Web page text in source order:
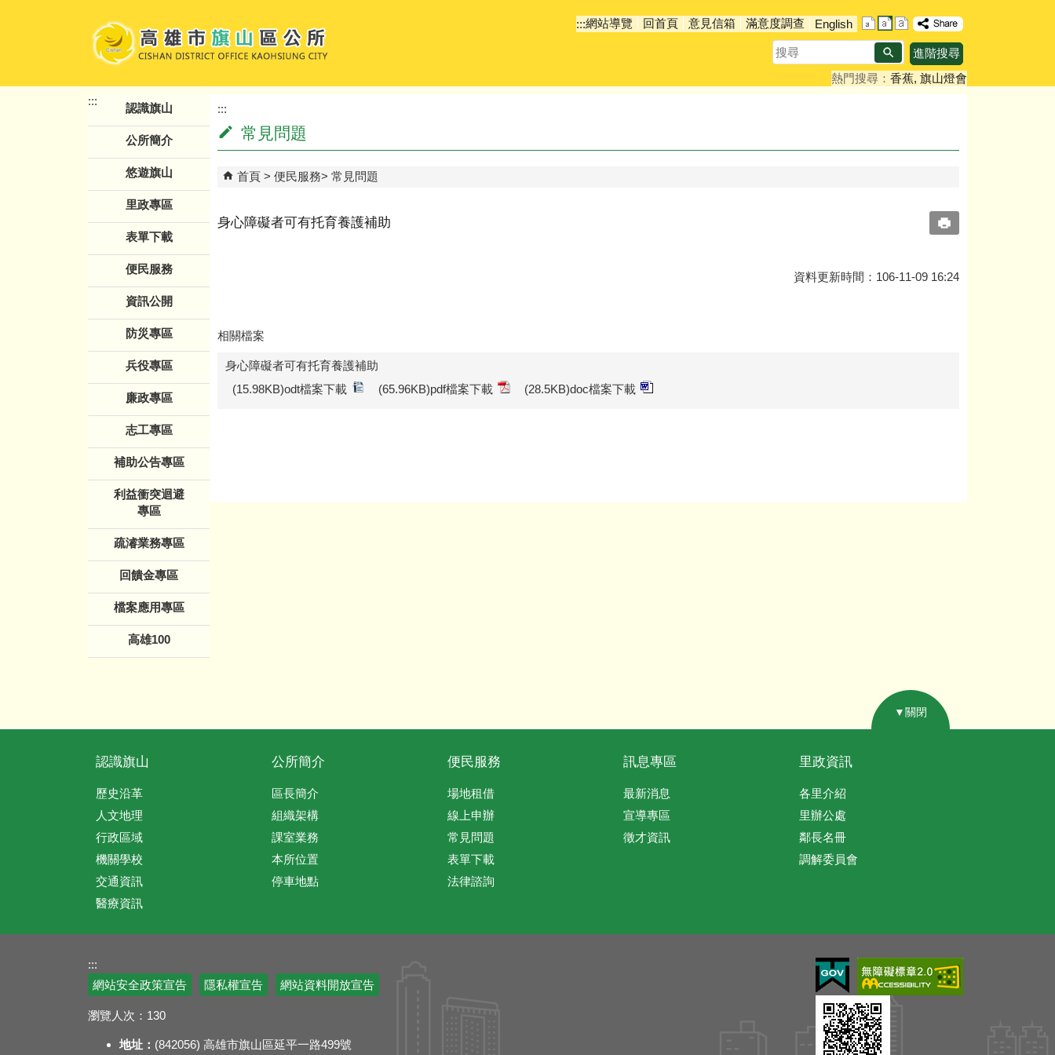
:::網站導覽 回首頁 意見信箱 滿意度調查
English
搜
尋
進階搜尋
熱門搜尋： 香蕉 旗山燈會
:::
認識旗山
公所簡介
悠遊旗山
里政專區
表單下載
便民服務
資訊公開
防災專區
兵役專區
廉政專區
志工專區
補助公告專區
利益衝突迴避
專區
疏濬業務專區
回饋金專區
檔案應用專區
高雄100
:::
常見問題
首頁 便民服務 常見問題
身心障礙者可有托育養護補助
資料更新時間：106-11-09 16:24
相關檔案
身心障礙者可有托育養護補助
(15.98KB)odt檔案下載
(65.96KB)pdf檔案下載 (28.5KB)doc檔案下載
▼關閉
認識旗山
歷史沿革
人文地理
行政區域
機關學校
交通資訊
醫療資訊
公所簡介
區長簡介
組織架構
課室業務
本所位置
停車地點
便民服務
場地租借
線上申辦
常見問題
表單下載
法律諮詢
訊息專區
最新消息
宣導專區
徵才資訊
里政資訊
各里介紹
里辦公處
鄰長名冊
調解委員會
:::
網站安全政策宣告
隱私權宣告 網站資料開放宣告
瀏覽人次： 130
地址： (842056) 高雄市旗山區延平一路499號